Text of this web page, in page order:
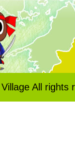
All rights